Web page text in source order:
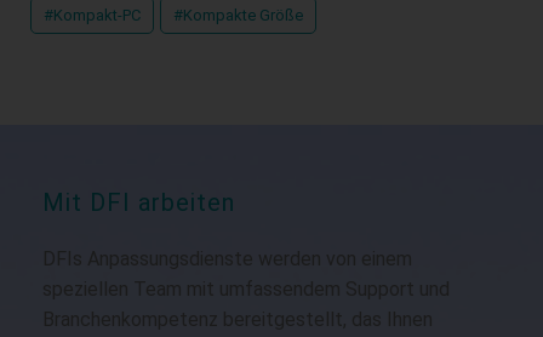
#Kompakt-PC #Kompakte Größe
Mit DFI arbeiten
DFIs Anpassungsdienste werden von einem
speziellen Team mit umfassendem Support und
Branchenkompetenz bereitgestellt, das Ihnen